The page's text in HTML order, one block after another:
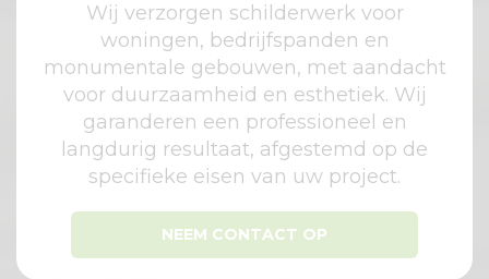
Wij verzorgen schilderwerk voor
woningen, bedrijfspanden en
monumentale gebouwen, met aandacht
voor duurzaamheid en esthetiek. Wij
garanderen een professioneel en
langdurig resultaat, afgestemd op de
specifieke eisen van uw project.
NEEM CONTACT OP